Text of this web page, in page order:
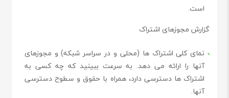
است.
گزارش مجوزهای اشتراک
نمای کلی اشتراک ها (محلی و در سراسر شبکه) و مجوزهای
آنها را ارائه می دهد. به سرعت ببینید که چه کسی به
اشتراک ها دسترسی دارد، همراه با حقوق و سطوح دسترسی
آنها.